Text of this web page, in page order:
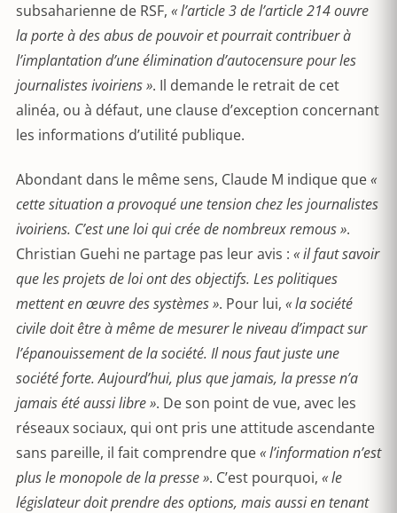
subsaharienne de RSF, « l’article 3 de l’article 214 ouvre
la porte à des abus de pouvoir et pourrait contribuer à
l’implantation d’une élimination d’autocensure pour les
journalistes ivoiriens ». Il demande le retrait de cet
alinéa, ou à défaut, une clause d’exception concernant
les informations d’utilité publique.
Abondant dans le même sens, Claude M indique que«
cette situation a provoqué une tension chez les journalistes
ivoiriens. C’est une loi qui crée de nombreux remous ».
Christian Guehi ne partage pas leur avis : « il faut savoir
que les projets de loi ont des objectifs. Les politiques
mettent en œuvre des systèmes ». Pour lui, « la société
civile doit être à même de mesurer le niveau d’impact sur
l’épanouissement de la société. Il nous faut juste une
société forte. Aujourd’hui, plus que jamais, la presse n’a
jamais été aussi libre ». De son point de vue, avec les
réseaux sociaux, qui ont pris une attitude ascendante
sans pareille, il fait comprendre que« l’information n’est
plus le monopole de la presse ». C’est pourquoi, « le
législateur doit prendre des options, mais aussi en tenant